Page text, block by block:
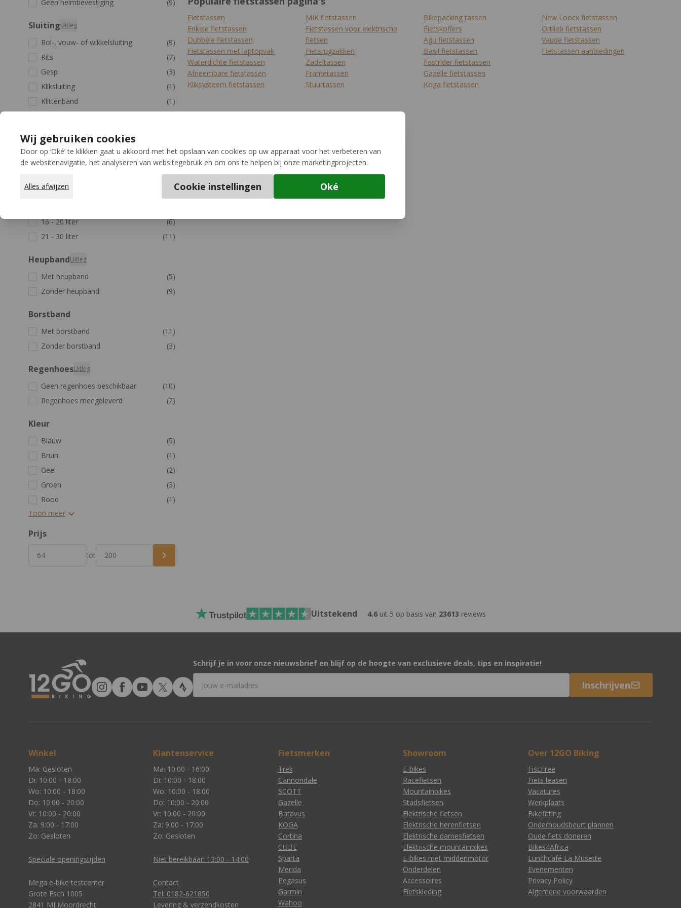
Wij gebruiken cookies
Door op ‘Oké’ te klikken gaat u akkoord met het opslaan van cookies op uw apparaat voor het verbeteren van
de websitenavigatie, het analyseren van websitegebruik en om ons te helpen bij onze marketingprojecten.
Oké
Cookie instellingen
Alles afwijzen
Geen helmbevestiging
(9)
SluitingUitleg
Rol-, vouw- of wikkelsluiting
(9)
Rits
(7)
Gesp
(3)
Kliksluiting
(1)
Klittenband
(1)
Toon meer
Waterbestendigheid
Waterafstotend - Lichte regen
(1)
Waterdicht - Hevige regen
(13)
InhoudUitleg
16 - 20 liter
(6)
21 - 30 liter
(11)
HeupbandUitleg
Met heupband
(5)
Zonder heupband
(9)
Borstband
Met borstband
(11)
Zonder borstband
(3)
RegenhoesUitleg
Geen regenhoes beschikbaar
(10)
Regenhoes meegeleverd
(2)
Kleur
Blauw
(5)
Bruin
(1)
Geel
(2)
Groen
(3)
Rood
(1)
Toon meer
Prijs
tot
Fietstassen
Enkele fietstassen
Dubbele fietstassen
Fietstassen met laptopvak
Waterdichte fietstassen
Afneembare fietstassen
Kliksysteem fietstassen
MIK fietstassen
Fietstassen voor elektrische
fietsen
Fietsrugzakken
Zadeltassen
Frametassen
Stuurtassen
Bikepacking tassen
Fietskoffers
Agu fietstassen
Basil fietstassen
Fastrider fietstassen
Gazelle fietstassen
Koga fietstassen
New Loocx fietstassen
Ortlieb fietstassen
Vaude fietstassen
Fietstassen aanbiedingen
Uitstekend 4.6uit 5 op basis van 23613 reviews
Schrijf je in voor onze nieuwsbrief en blijf op de hoogte van exclusieve deals, tips en inspiratie!
E-mailadres
Inschrijven
Winkel
Ma: Gesloten
Di: 10:00 - 18:00
Wo: 10:00 - 18:00
Do: 10:00 - 20:00
Vr: 10:00 - 20:00
Za: 9:00 - 17:00
Zo: Gesloten
Speciale openingstijden
Mega e-bike testcenter
Grote Esch 1005
2841 MJ Moordrecht
Klantenservice
Ma: 10:00 - 16:00
Di: 10:00 - 18:00
Wo: 10:00 - 18:00
Do: 10:00 - 20:00
Vr: 10:00 - 20:00
Za: 9:00 - 17:00
Zo: Gesloten
Niet bereikbaar: 13:00 - 14:00
Contact
Tel: 0182-621850
Levering & verzendkosten
Fietsmerken
Trek
Cannondale
SCOTT
Gazelle
Batavus
KOGA
Cortina
CUBE
Sparta
Merida
Pegasus
Garmin
Wahoo
Showroom
E-bikes
Racefietsen
Mountainbikes
Stadsfietsen
Elektrische fietsen
Elektrische herenfietsen
Elektrische damesfietsen
Elektrische mountainbikes
E-bikes met middenmotor
Onderdelen
Accessoires
Fietskleding
Over 12GO Biking
FiscFree
Fiets leasen
Vacatures
Werkplaats
Bikefitting
Onderhoudsbeurt plannen
Oude fiets doneren
Bikes4Africa
Lunchcafé La Musette
Evenementen
Privacy Policy
Algemene voorwaarden